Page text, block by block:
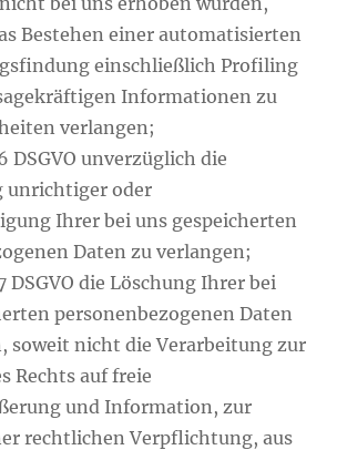
Bestehen einer automatisierten
einschließlich Profiling
Informationen zu
verlangen;
DSGVO unverzüglich die
unrichtiger oder
Ihrer bei uns gespeicherten
Daten zu verlangen;
DSGVO die Löschung Ihrer bei
personenbezogenen Daten
soweit nicht die Verarbeitung zur
Rechts auf freie
und Information, zur
rechtlichen Verpflichtung, aus